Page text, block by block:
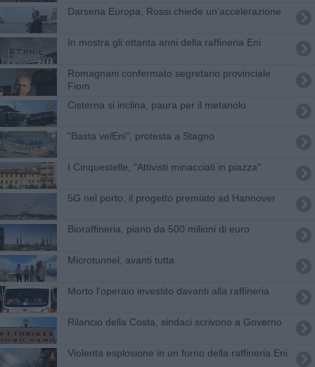
​Darsena Europa, Rossi chiede un’accelerazione
In mostra gli ottanta anni della raffineria Eni
Romagnani confermato segretario provinciale
Fiom
Cisterna si inclina, paura per il metanolo
"Basta velEni", protesta a Stagno
I Cinquestelle, "Attivisti minacciati in piazza"
5G nel porto, il progetto premiato ad Hannover
Bioraffineria, piano da 500 milioni di euro
Microtunnel, avanti tutta
Morto l'operaio investito davanti alla raffineria
Rilancio della Costa, sindaci scrivono a Governo
Violenta esplosione in un forno della raffineria Eni